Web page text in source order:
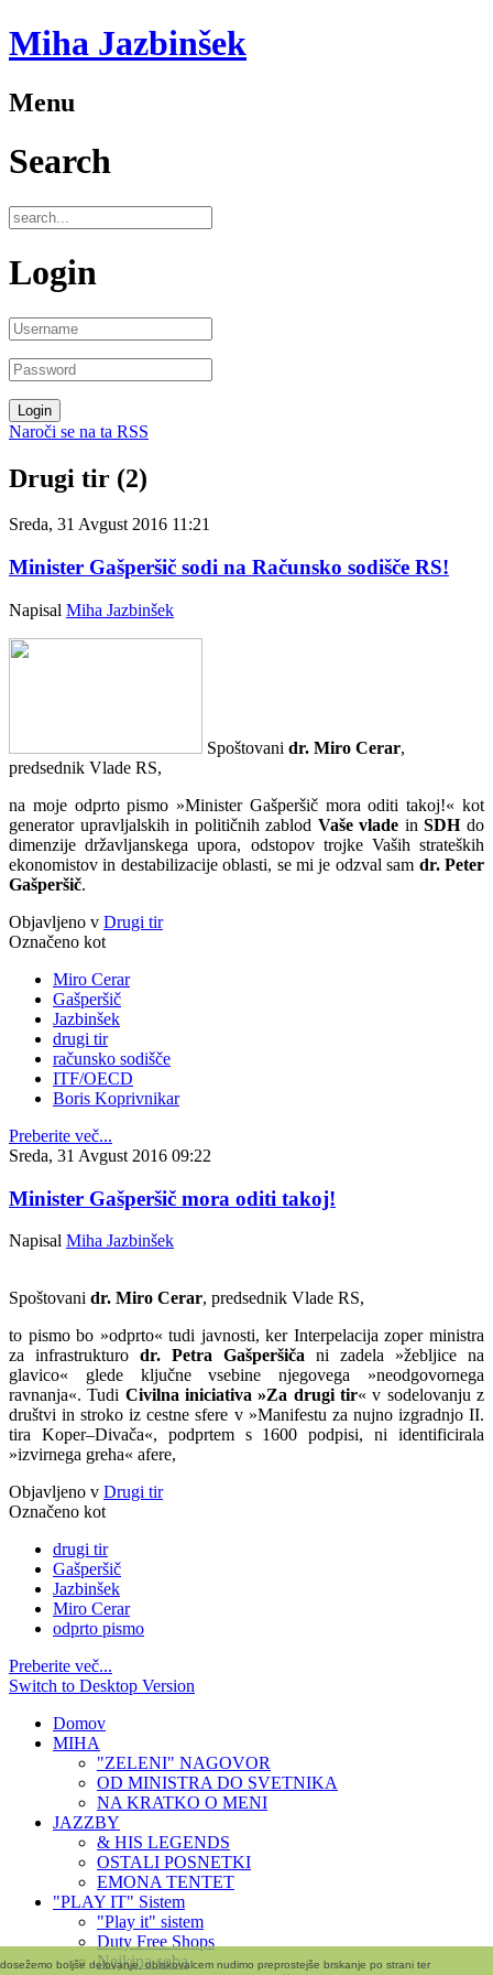
Miha Jazbinšek
Menu
Search
Login
Naroči se na ta RSS
Drugi tir (2)
Sreda, 31 Avgust 2016 11:21
Minister Gašperšič sodi na Računsko sodišče RS!
Napisal Miha Jazbinšek
Spoštovani dr. Miro Cerar,
predsednik Vlade RS,
na moje odprto pismo »Minister Gašperšič mora oditi takoj!« kot
generator upravljalskih in političnih zablod Vaše vlade inSDHdo
dimenzije državljanskega upora, odstopov trojke Vaših strateških
ekonomistov in destabilizacije oblasti, se mi je odzval sam dr. Peter
Gašperšič.
Objavljeno v Drugi tir
Označeno kot
Miro Cerar
Gašperšič
Jazbinšek
drugi tir
računsko sodišče
ITF/OECD
Boris Koprivnikar
Preberite več...
Sreda, 31 Avgust 2016 09:22
Minister Gašperšič mora oditi takoj!
Napisal Miha Jazbinšek
Spoštovani dr. Miro Cerar, predsednik Vlade RS,
to pismo bo »odprto« tudi javnosti, ker Interpelacija zoper ministra
za infrastrukturo dr. Petra Gašperšiča ni zadela »žebljice na
glavico« glede ključne vsebine njegovega »neodgovornega
ravnanja«. Tudi Civilna iniciativa »Za drugi tir« v sodelovanju z
društvi in stroko iz cestne sfere v »Manifestu za nujno izgradnjo II.
tira Koper–Divača«, podprtem s 1600 podpisi, ni identificirala
»izvirnega greha« afere,
Objavljeno v Drugi tir
Označeno kot
drugi tir
Gašperšič
Jazbinšek
Miro Cerar
odprto pismo
Preberite več...
Switch to Desktop Version
Domov
MIHA
"ZELENI" NAGOVOR
OD MINISTRA DO SVETNIKA
NA KRATKO O MENI
JAZZBY
& HIS LEGENDS
OSTALI POSNETKI
EMONA TENTET
"PLAY IT" Sistem
"Play it" sistem
Duty Free Shops
Nejkina soba
boljše delovanje, obiskovalcem nudimo preprostejše brskanje po strani ter